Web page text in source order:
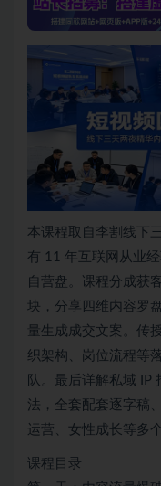
本课程取自李割线下
有 11 年互联网从业
自营盘。课程分成获
块，分享四维内容罗
量生成成交文案。传
织架构、岗位流程等
队。最后详解私域 IP
法，全套配套逐字稿
运营、女性成长等多
课程目录